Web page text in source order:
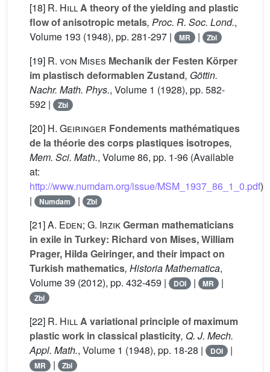
[18] R. HillA theory of the yielding and plastic
flow of anisotropic metals, Proc. R. Soc. Lond.,
Volume 193 (1948), pp. 281-297 | MR | Zbl
[19] R. von Mises Mechanik der Festen Körper
im plastisch deformablen Zustand, Göttin.
Nachr. Math. Phys., Volume 1 (1928), pp. 582-
592 |
Zbl
[20] H. Geiringer Fondements mathématiques
de la théorie des corps plastiques isotropes,
Mem. Sci. Math., Volume 86, pp. 1-96 (Available
at:
http://www.numdam.org/issue/MSM_1937_86_1_0.pdf)
|
Numdam | Zbl
[21]A. Eden; G. IrzikGerman mathematicians
in exile in Turkey: Richard von Mises, William
Prager, Hilda Geiringer, and their impact on
Turkish mathematics, Historia Mathematica,
Volume 39 (2012), pp. 432-459 | DOI | MR |
Zbl
[22] R. HillA variational principle of maximum
plastic work in classical plasticity, Q. J. Mech.
Appl. Math., Volume 1 (1948), pp. 18-28 | DOI |
MR | Zbl